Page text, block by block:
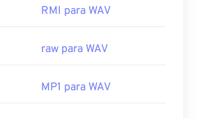
VLC Media Player
WAV.
RMI para WAV
raw para WAV
MP1 para WAV